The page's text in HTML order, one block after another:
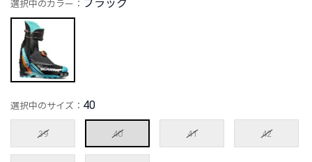
選択中のカラー： ブラック
選択中のサイズ： 40
39 40 41 42